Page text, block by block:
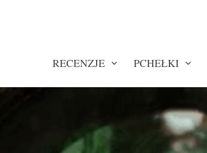
RECENZJE PCHEŁKI